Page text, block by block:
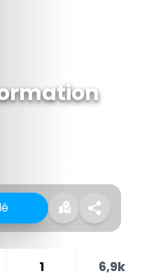
1 6,9k